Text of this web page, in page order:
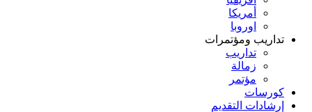
أمريكا
اوروبا
تداريب ومؤتمرات
تداريب
زمالة
مؤتمر
كورسات
إرشادات التقديم